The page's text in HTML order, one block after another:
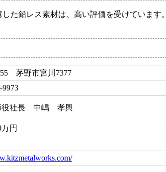
た鉛レス素材は、高い評価を受けています。
茅野市宮川7377
9973
役社長 中嶋 孝輿
円